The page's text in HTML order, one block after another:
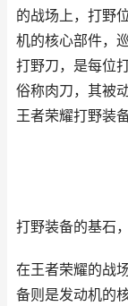
的战场上，打野
机的核心部件，
打野刀，是每位
俗称肉刀，其被
王者荣耀打野装
打野装备的基石
在王者荣耀的战
备则是发动机的